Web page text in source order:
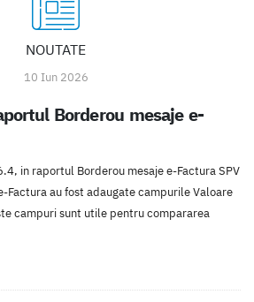
NOUTATE
10 Iun 2026
Borderou mesaje e-
in raportul Borderou mesaje e-Factura SPV
Factura au fost adaugate campurile Valoare
campuri sunt utile pentru compararea